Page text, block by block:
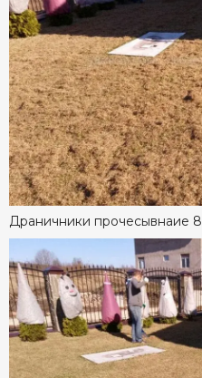
Драничники прочесывнаие 8